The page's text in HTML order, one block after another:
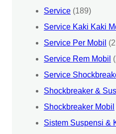
Service (189)
Service Kaki Kaki
Service Per Mobil
Service Rem Mobil
Service
Shockbreaker &
Shockbreaker Mobil
Sistem Suspensi &